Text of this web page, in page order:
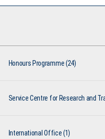
Honours Programme (24)
Service Centre for Research and
International Office (1)